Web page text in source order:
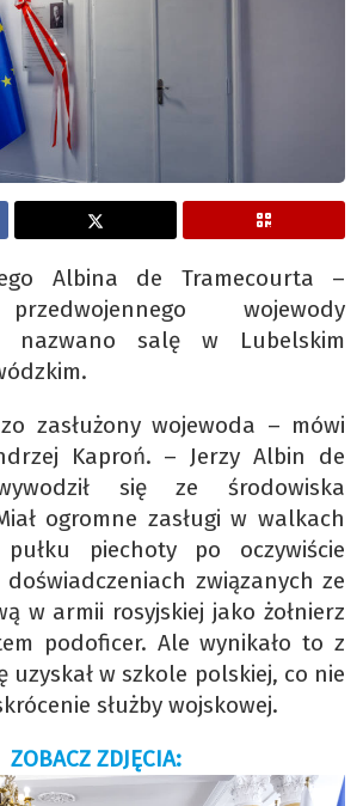
Albina de Tramecourta –
wojewody
nazwano salę w Lubelskim
zasłużony wojewoda – mówi
Kaproń. – Jerzy Albin de
się ze środowiska
ogromne zasługi w walkach
piechoty po oczywiście
doświadczeniach związanych ze
w armii rosyjskiej jako żołnierz
podoficer. Ale wynikało to z
uzyskał w szkole polskiej, co nie
służby wojskowej.
ZOBACZ ZDJĘCIA: